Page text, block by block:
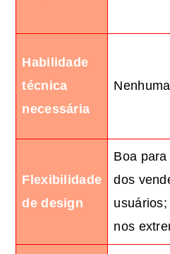
Habilidade
técnica
necessária
Nenhuma
Flexibilidade
de design
Boa
dos
nos